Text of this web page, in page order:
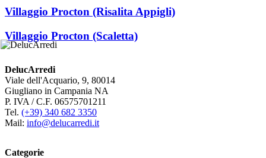
Villaggio Procton (Risalita Appigli)
Villaggio Procton (Scaletta)
DelucArredi
Viale dell'Acquario, 9, 80014
Giugliano in Campania NA
P. IVA / C.F. 06575701211
Tel. (+39) 340 682 3350
Mail: info@delucarredi.it
Categorie